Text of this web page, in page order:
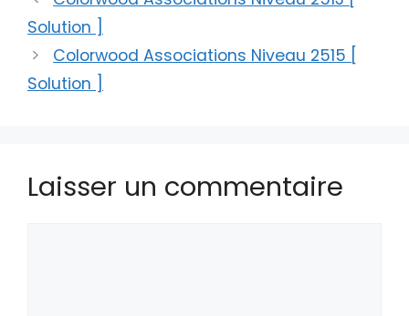
Solution ]
Colorwood Associations Niveau 2515 [
Solution ]
Laisser un commentaire